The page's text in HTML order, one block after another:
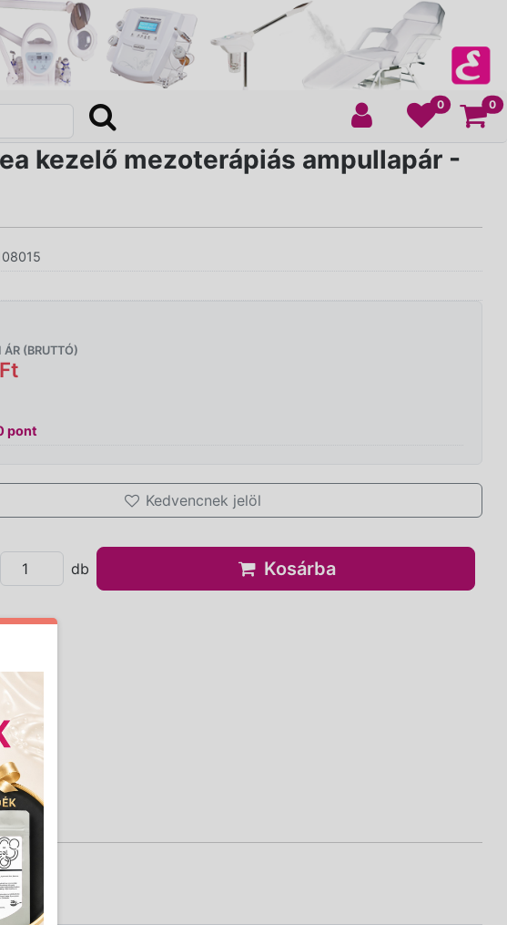
0 0
kezelő mezoterápiás ampullapár -
ÁR (BRUTTÓ)
pont
Kedvencnek jelöl
db Kosárba